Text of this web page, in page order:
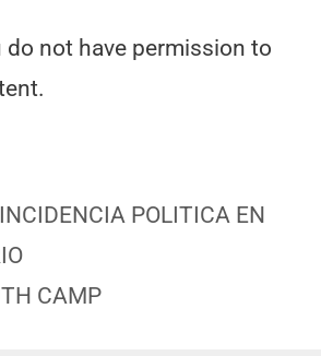
do not have permission to
POLITICA EN
CAMP